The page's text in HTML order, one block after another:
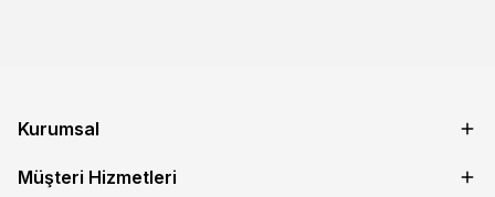
Kurumsal
Müşteri Hizmetleri